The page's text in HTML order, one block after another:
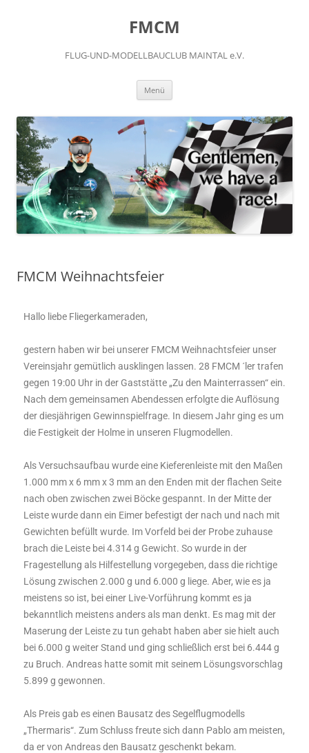
FMCM
FLUG-UND-MODELLBAUCLUB MAINTAL e.V.
Menü
FMCM Weihnachtsfeier
Hallo liebe Fliegerkameraden,
gestern haben wir bei unserer FMCM Weihnachtsfeier unser
Vereinsjahr gemütlich ausklingen lassen. 28 FMCM ´ler trafen
gegen 19:00 Uhr in der Gaststätte „Zu den Mainterrassen“ ein.
Nach dem gemeinsamen Abendessen erfolgte die Auflösung
der diesjährigen Gewinnspielfrage. In diesem Jahr ging es um
die Festigkeit der Holme in unseren Flugmodellen.
Als Versuchsaufbau wurde eine Kieferenleiste mit den Maßen
1.000 mm x 6 mm x 3 mm an den Enden mit der flachen Seite
nach oben zwischen zwei Böcke gespannt. In der Mitte der
Leiste wurde dann ein Eimer befestigt der nach und nach mit
Gewichten befüllt wurde. Im Vorfeld bei der Probe zuhause
brach die Leiste bei 4.314 g Gewicht. So wurde in der
Fragestellung als Hilfestellung vorgegeben, dass die richtige
Lösung zwischen 2.000 g und 6.000 g liege. Aber, wie es ja
meistens so ist, bei einer Live-Vorführung kommt es ja
bekanntlich meistens anders als man denkt. Es mag mit der
Maserung der Leiste zu tun gehabt haben aber sie hielt auch
bei 6.000 g weiter Stand und ging schließlich erst bei 6.444 g
zu Bruch. Andreas hatte somit mit seinem Lösungsvorschlag
5.899 g gewonnen.
Als Preis gab es einen Bausatz des Segelflugmodells
„Thermaris“. Zum Schluss freute sich dann Pablo am meisten,
da er von Andreas den Bausatz geschenkt bekam.